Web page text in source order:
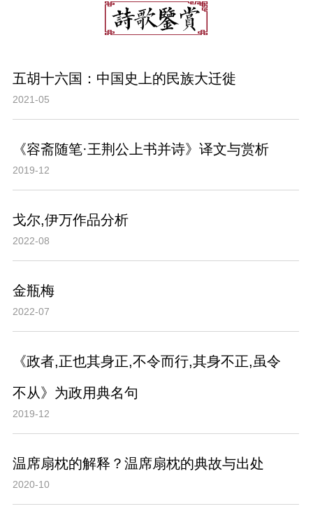
五胡十六国：中国史上的民族大迁徙
2021-05
《容斋随笔·王荆公上书并诗》译文与赏析
2019-12
戈尔,伊万作品分析
2022-08
金瓶梅
2022-07
《政者,正也其身正,不令而行,其身不正,虽令
不从》为政用典名句
2019-12
温席扇枕的解释？温席扇枕的典故与出处
2020-10